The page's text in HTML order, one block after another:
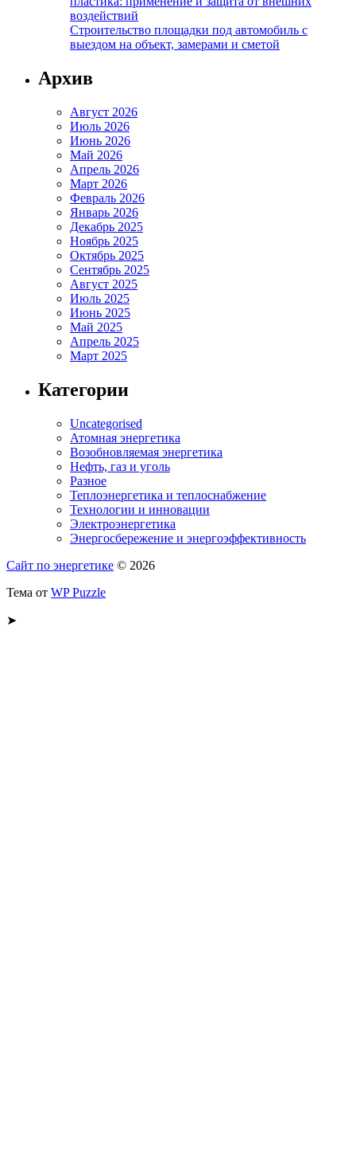
воздействий
Строительство площадки под автомобиль с
выездом на объект, замерами и сметой
Архив
Август 2026
Июль 2026
Июнь 2026
Май 2026
Апрель 2026
Март 2026
Февраль 2026
Январь 2026
Декабрь 2025
Ноябрь 2025
Октябрь 2025
Сентябрь 2025
Август 2025
Июль 2025
Июнь 2025
Май 2025
Апрель 2025
Март 2025
Категории
Uncategorised
Атомная энергетика
Возобновляемая энергетика
Нефть, газ и уголь
Разное
Теплоэнергетика и теплоснабжение
Технологии и инновации
Электроэнергетика
Энергосбережение и энергоэффективность
Сайт по энергетике © 2026
Тема от WP Puzzle
➤